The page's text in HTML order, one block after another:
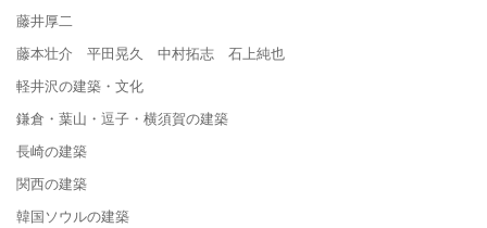
藤井厚二
藤本壮介 平田晃久 中村拓志 石上純也
軽井沢の建築・文化
鎌倉・葉山・逗子・横須賀の建築
長崎の建築
関西の建築
韓国ソウルの建築